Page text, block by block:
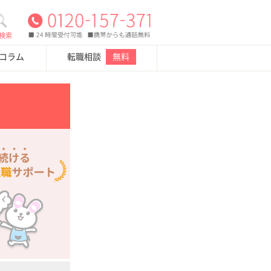
索
ラム 転職相談 無料